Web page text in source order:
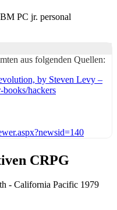
PC jr. personal
aus folgenden Quellen:
by Steven Levy –
hackers
CRPG